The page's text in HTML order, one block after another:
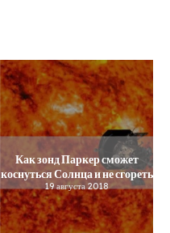
Как зонд Паркер сможет
коснуться Солнца и не сгореть
19 августа 2018